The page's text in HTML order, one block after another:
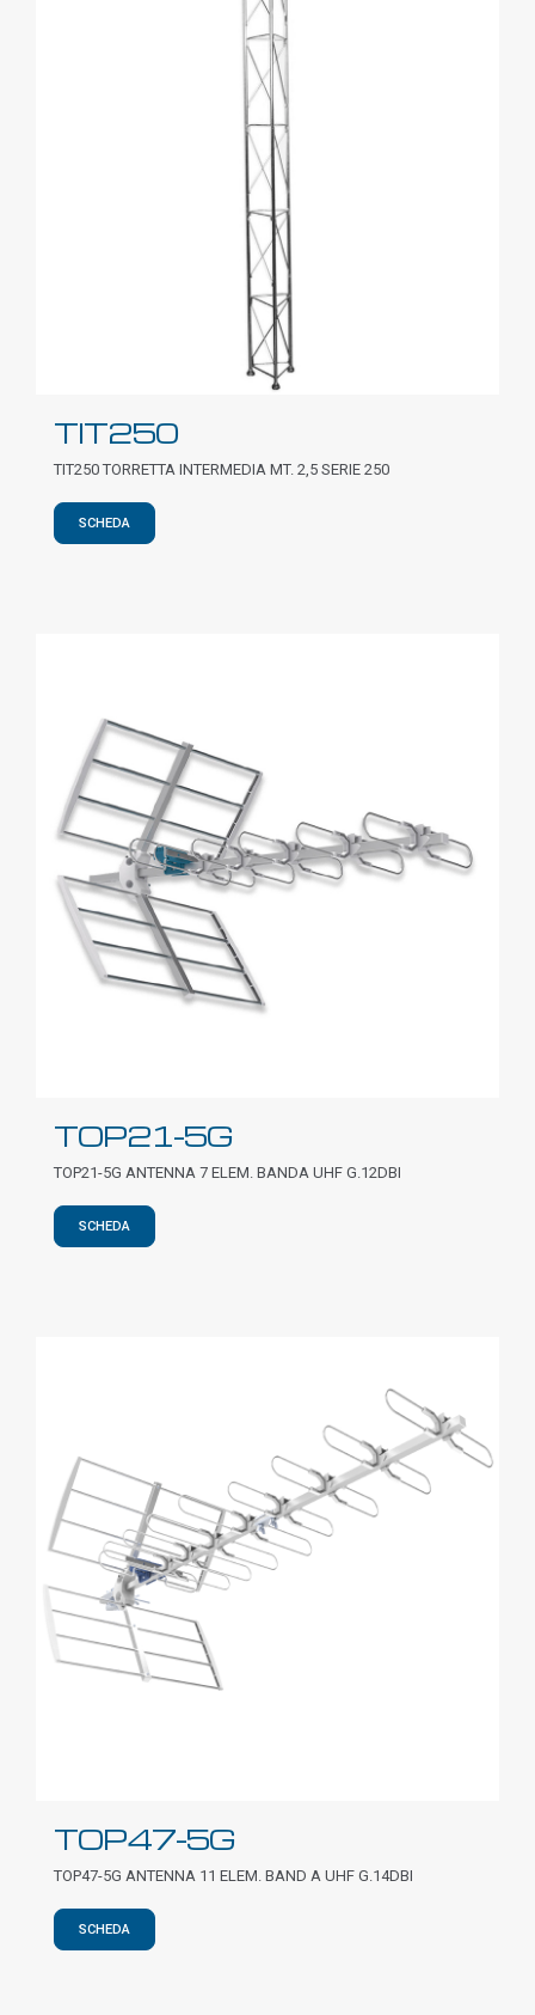
TIT250
TIT250 TORRETTA INTERMEDIA MT. 2,5 SERIE 250
SCHEDA
TOP21-5G
TOP21-5G ANTENNA 7 ELEM. BANDA UHF G.12DBI
SCHEDA
TOP47-5G
TOP47-5G ANTENNA 11 ELEM. BAND A UHF G.14DBI
SCHEDA